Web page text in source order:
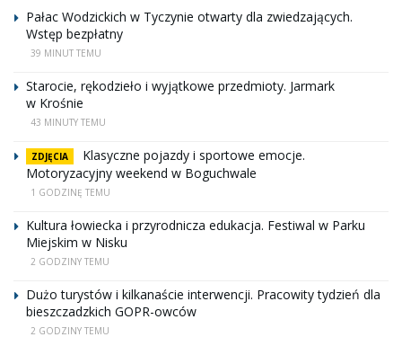
Pałac Wodzickich w Tyczynie otwarty dla zwiedzających.
Wstęp bezpłatny
39 MINUT TEMU
Starocie, rękodzieło i wyjątkowe przedmioty. Jarmark
w Krośnie
43 MINUTY TEMU
ZDJĘCIA
Klasyczne pojazdy i sportowe emocje.
Motoryzacyjny weekend w Boguchwale
1 GODZINĘ TEMU
Kultura łowiecka i przyrodnicza edukacja. Festiwal w Parku
Miejskim w Nisku
2 GODZINY TEMU
Dużo turystów i kilkanaście interwencji. Pracowity tydzień dla
bieszczadzkich GOPR-owców
2 GODZINY TEMU